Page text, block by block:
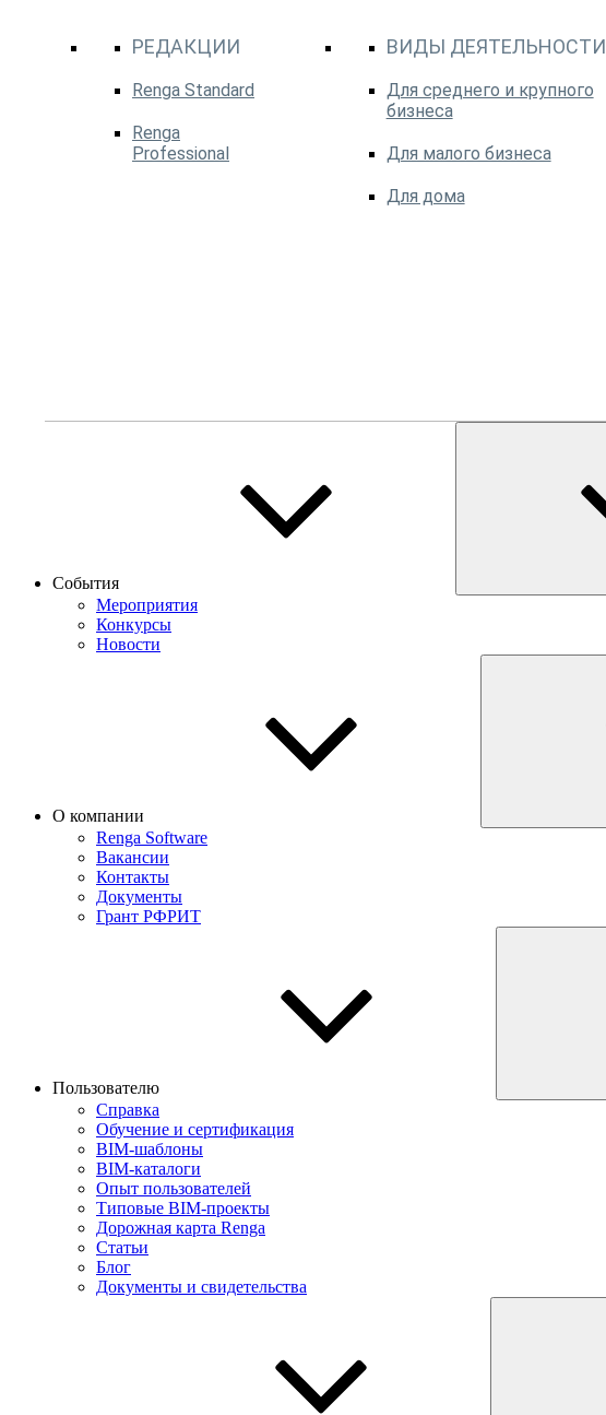
РЕДАКЦИИ
Renga Standard
Renga
Professional
ВИДЫ ДЕЯТЕЛЬНОСТИ
Для среднего и крупного
бизнеса
Для малого бизнеса
Для дома
События
Мероприятия
Конкурсы
Новости
О компании
Renga Software
Вакансии
Контакты
Документы
Грант РФРИТ
Пользователю
Справка
Обучение и сертификация
BIM-шаблоны
BIM-каталоги
Опыт пользователей
Типовые BIM-проекты
Дорожная карта Renga
Статьи
Блог
Документы и свидетельства